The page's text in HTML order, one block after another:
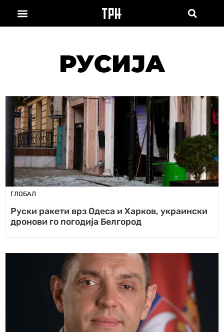
РУСИЈА
ГЛОБАЛ
Руски ракети врз Одеса и Харков, украински
дронови го погодија Белгород